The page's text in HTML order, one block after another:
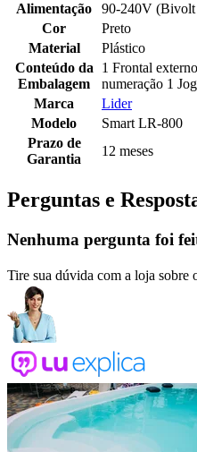
Alimentação
90-240V
Cor
Preto
Material
Plástico
Conteúdo da
Embalagem
1 Frontal
numeração 1
Marca
Lider
Modelo
Smart LR-800
Prazo de
Garantia
12 meses
Perguntas e
Nenhuma pergunta foi
Tire sua dúvida com a loja sobre